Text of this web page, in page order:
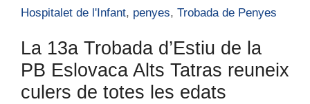
Hospitalet de l'Infant, penyes, Trobada de Penyes
La 13a Trobada d’Estiu de la
PB Eslovaca Alts Tatras reuneix
culers de totes les edats